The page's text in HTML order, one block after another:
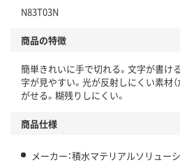
仕組
この商品の環境配慮ポイントです。下
アスクル商品環境スコア詳細／加点項
N83T03N
商品の特徴
簡単きれいに手で切れる。文字が書け
字が見やすい。光が反射しにくい素材
がせる。糊残りしにくい。
商品仕様
メーカー：積水マテリアルソリュー